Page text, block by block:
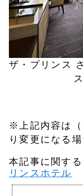
ザ・プリンス
※上記内容は
り変更になる
本記事に関す
リンスホテル